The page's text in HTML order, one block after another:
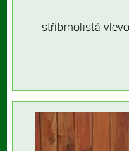
stříbrnolistá